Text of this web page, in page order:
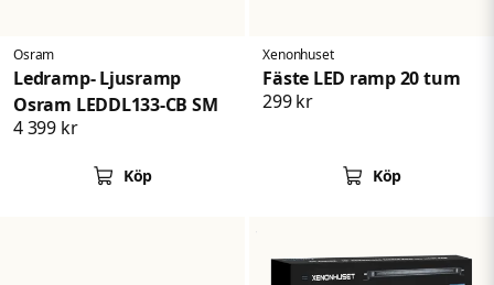
Osram
Ledramp- Ljusramp
Osram LEDDL133-CB SM
4 399 kr
Köp
Xenonhuset
Fäste LED ramp 20 tum
299 kr
Köp